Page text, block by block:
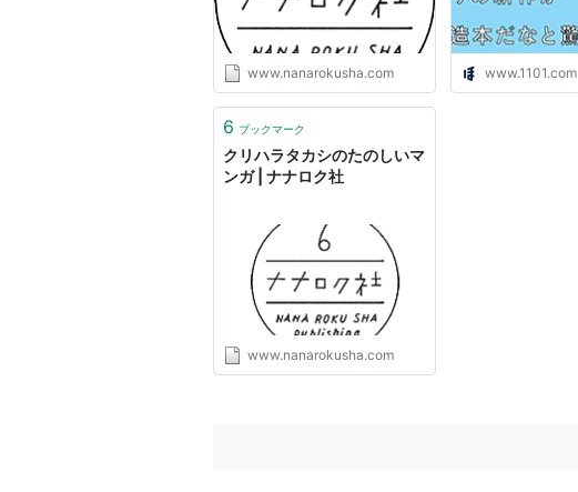
www.nanarokusha.com www.1101.com
6 ブックマーク
クリハラタカシのたのしいマ
ンガ | ナナロク社
www.nanarokusha.com